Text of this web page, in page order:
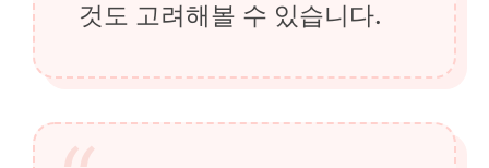
것도 고려해볼 수 있습니다.